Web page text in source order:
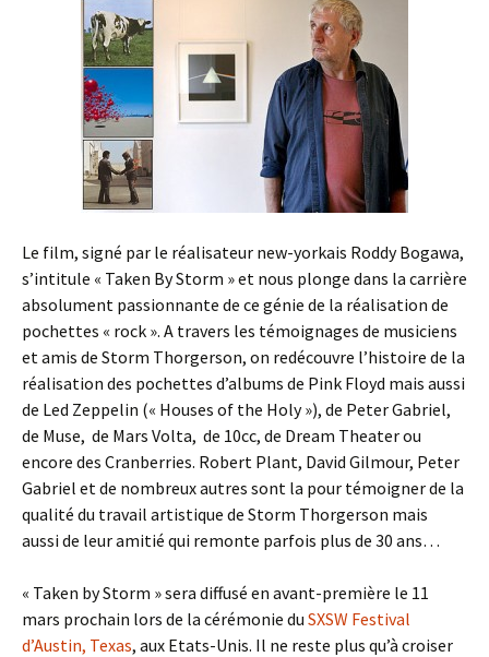
Le film, signé par le réalisateur new-yorkais Roddy Bogawa,
s’intitule « Taken By Storm » et nous plonge dans la carrière
absolument passionnante de ce génie de la réalisation de
pochettes « rock ». A travers les témoignages de musiciens
et amis de Storm Thorgerson, on redécouvre l’histoire de la
réalisation des pochettes d’albums de Pink Floyd mais aussi
de Led Zeppelin (« Houses of the Holy »), de Peter Gabriel,
de Muse, de Mars Volta, de 10cc, de Dream Theater ou
encore des Cranberries. Robert Plant, David Gilmour, Peter
Gabriel et de nombreux autres sont la pour témoigner de la
qualité du travail artistique de Storm Thorgerson mais
aussi de leur amitié qui remonte parfois plus de 30 ans…
« Taken by Storm » sera diffusé en avant-première le 11
mars prochain lors de la cérémonie du SXSW Festival
d’Austin, Texas, aux Etats-Unis. Il ne reste plus qu’à croiser